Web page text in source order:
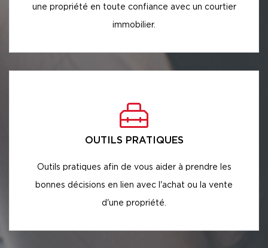
une propriété en toute confiance avec un courtier
immobilier.
OUTILS PRATIQUES
Outils pratiques afin de vous aider à prendre les
bonnes décisions en lien avec l'achat ou la vente
d'une propriété.